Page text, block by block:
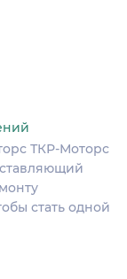
ТКР-Моторс
стать одной